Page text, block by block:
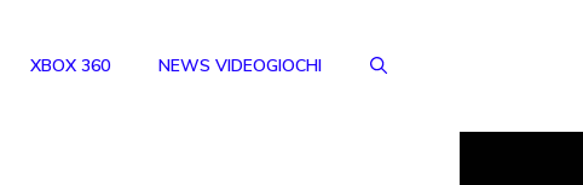
XBOX 360 NEWS VIDEOGIOCHI